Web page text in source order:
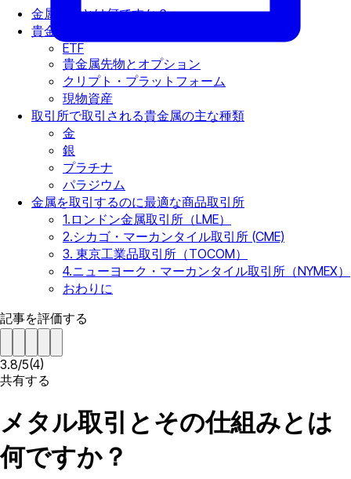
金属取引とは何ですか？
貴金属取引の仕組みは？
ETF
貴金属先物とオプション
クリプト・プラットフォーム
現物資産
取引所で取引される貴金属の主な種類
金
銀
プラチナ
パラジウム
金属を取引するのに最適な商品取引所
1.ロンドン金属取引所（LME）
2.シカゴ・マーカンタイル取引所 (CME)
3. 東京工業品取引所（TOCOM）
4.ニューヨーク・マーカンタイル取引所（NYMEX）
おわりに
記事を評価する
3.8/5(4)
共有する
メタル取引とその仕組みとは
何ですか？